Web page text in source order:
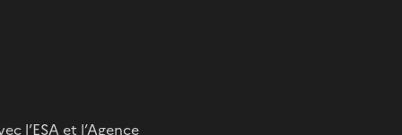
l’ESA et l’Agence